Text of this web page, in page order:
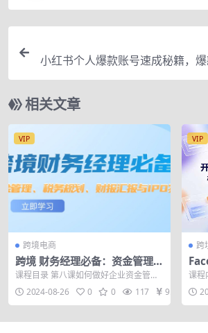
小红书个人爆款账号速成秘籍，
相关文章
VIP
跨境电商
跨境 财务经理必备：资金管理、
税务规划、财报汇报与IPO实战
课程目录 第八课如何做好企业资金管理.
mp4 第九课境外ODI备案详解.mp4 ...
2024-08-26 0 0 117 9.9
VIP
跨
程
据
课程
程
告...